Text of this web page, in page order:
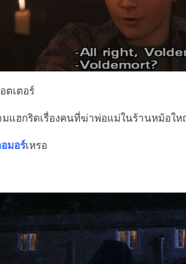
ตเตอร์
มแฮกริดเรื่องคนที่ฆ่าพ่อแม่ในร้านหม้อให
อมอร์เหรอ